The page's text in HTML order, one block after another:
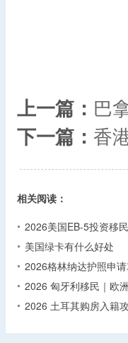
上一篇： 巴
下一篇： 香
相关阅读：
2026美国EB-5投资移
美国绿卡有什么好处
2026格林纳达护照申
2026 匈牙利移民｜欧
2026 土耳其购房入籍